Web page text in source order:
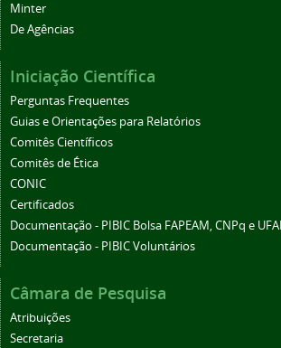
Minter
De Agências
Iniciação Científica
Perguntas Frequentes
Guias e Orientações para Relatórios
Comitês Científicos
Comitês de Ética
CONIC
Certificados
Documentação - PIBIC Bolsa FAPEAM, CNPq e
Documentação - PIBIC Voluntários
Câmara de Pesquisa
Atribuições
Secretaria